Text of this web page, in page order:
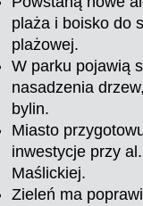
plaża i boisko do
plażowej.
W parku pojawią
nasadzenia
bylin.
Miasto
inwestycje przy
Maślickiej.
Zieleń ma